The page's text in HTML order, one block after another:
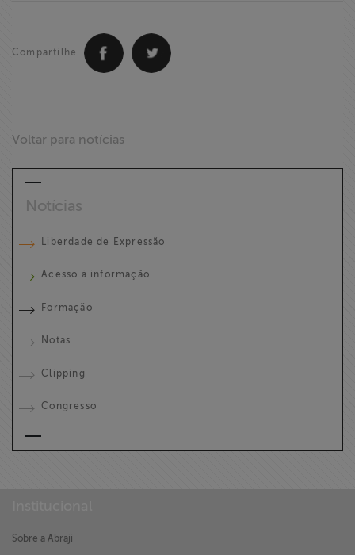
Compartilhe
Voltar para notícias
Notícias
Liberdade de Expressão
Acesso à informação
Formação
Notas
Clipping
Congresso
Sobre a Abraji